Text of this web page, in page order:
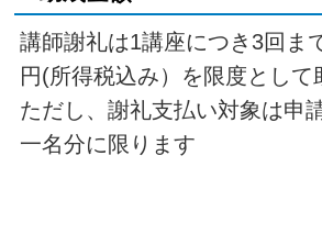
講師謝礼は1講座につき3回ま
円(所得税込み）を限度として
ただし、謝礼支払い対象は申
一名分に限ります